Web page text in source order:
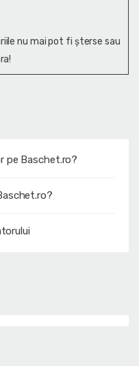
pe Baschet.ro?
nu mai pot fi șterse sau